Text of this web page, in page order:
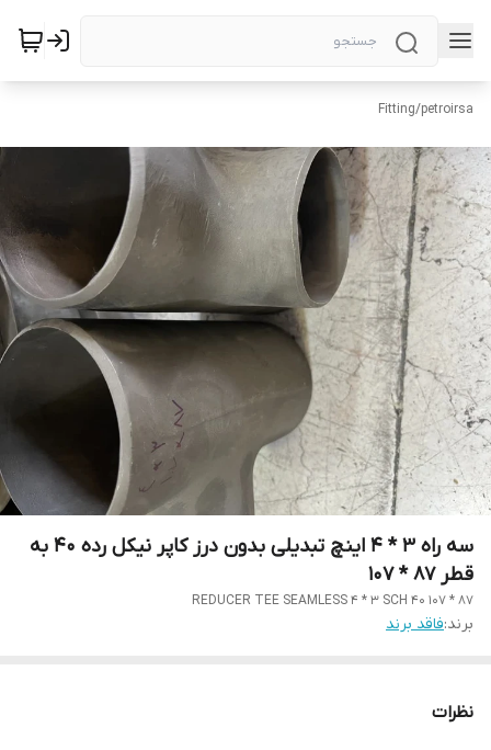
petroirsa
/
Fitting
سه راه 3 * 4 اینچ تبدیلی بدون درز کاپر نیکل رده 40 به
قطر 87 * 107
REDUCER TEE SEAMLESS 4 * 3 SCH 40 107 * 87
برند:فاقد برند
نظرات